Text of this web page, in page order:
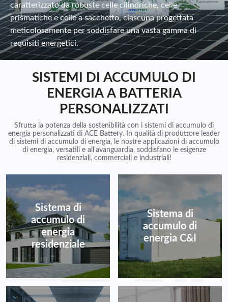
caratterizzato da robuste celle cilindriche, celle
prismatiche e celle a sacchetto, ciascuna progettata
meticolosamente per soddisfare una vasta gamma di
requisiti energetici.
SISTEMI DI ACCUMULO DI
ENERGIA A BATTERIA
PERSONALIZZATI
Sfrutta la potenza della sostenibilità con i sistemi di accumulo di
energia personalizzati di ACE Battery. In qualità di produttore leader
di sistemi di accumulo di energia, le nostre applicazioni di accumulo
di energia, versatili e all'avanguardia, soddisfano le esigenze
residenziali, commerciali e industriali!
Sistema di
accumulo di
energia
residenziale
Sistema di
accumulo di
energia C&I